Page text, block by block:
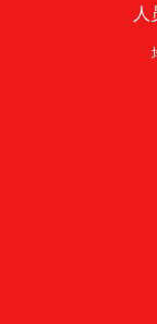
人